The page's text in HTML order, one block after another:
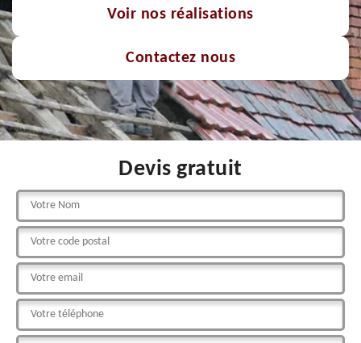
Voir nos réalisations
Contactez nous
Devis gratuit